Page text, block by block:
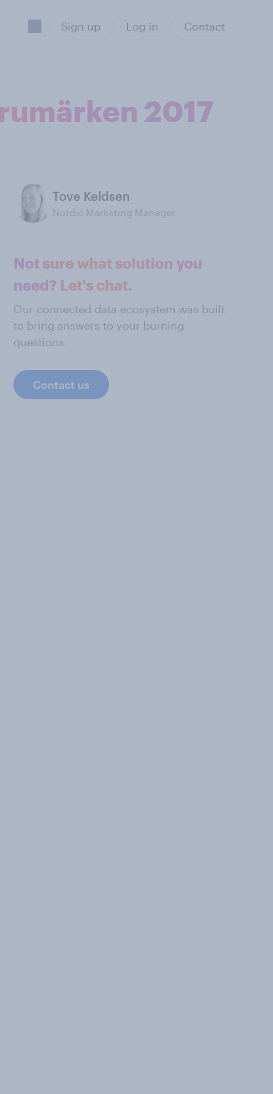
Sign up Log in Contact
2017
Tove Keldsen
Nordic Marketing Manager
Not sure what solution you
need? Let's chat.
Our connected data ecosystem was built
to bring answers to your burning
questions.
Contact us